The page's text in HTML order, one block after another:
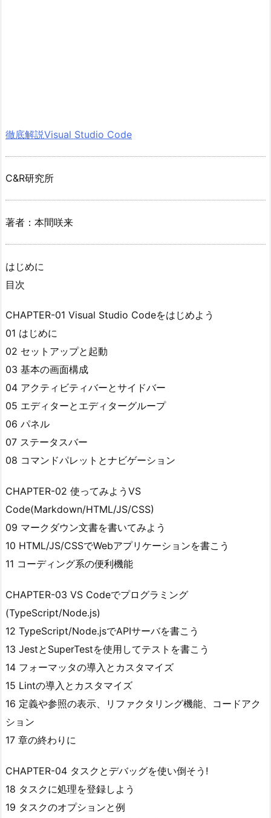
徹底解説Visual Studio Code
C&R研究所
著者：本間咲来
はじめに
目次
CHAPTER-01 Visual Studio Codeをはじめよう
01 はじめに
02 セットアップと起動
03 基本の画面構成
04 アクティビティバーとサイドバー
05 エディターとエディターグループ
06 パネル
07 ステータスバー
08 コマンドパレットとナビゲーション
CHAPTER-02 使ってみようVS
Code(Markdown/HTML/JS/CSS)
09 マークダウン文書を書いてみよう
10 HTML/JS/CSSでWebアプリケーションを書こう
11 コーディング系の便利機能
CHAPTER-03 VS Codeでプログラミング
(TypeScript/Node.js)
12 TypeScript/Node.jsでAPIサーバを書こう
13 JestとSuperTestを使用してテストを書こう
14 フォーマッタの導入とカスタマイズ
15 Lintの導入とカスタマイズ
16 定義や参照の表示、リファクタリング機能、コードアク
ション
17 章の終わりに
CHAPTER-04 タスクとデバッグを使い倒そう!
18 タスクに処理を登録しよう
19 タスクのオプションと例